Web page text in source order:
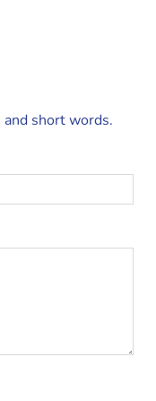
short words.